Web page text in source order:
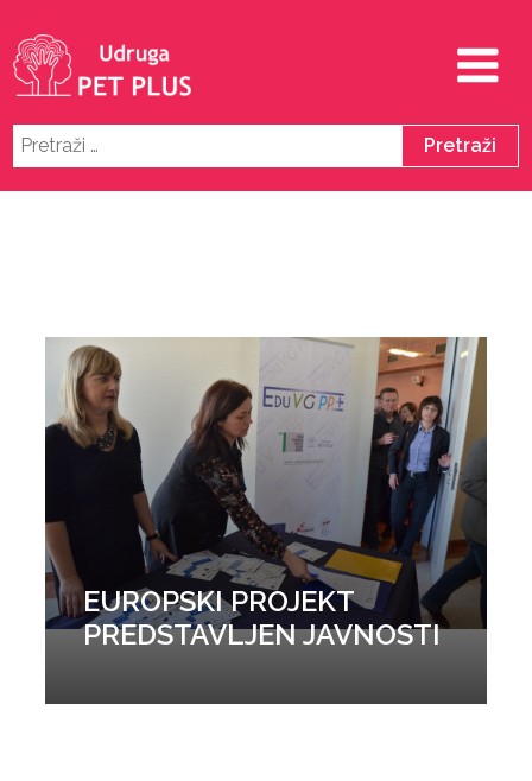
Pretraži:
EUROPSKI PROJEKT
PREDSTAVLJEN JAVNOSTI